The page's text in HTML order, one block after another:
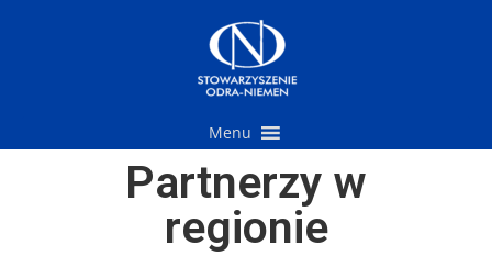
Menu
Partnerzy w
regionie